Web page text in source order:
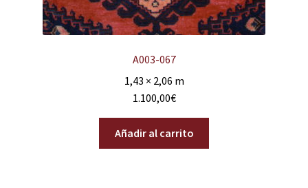
A003-067
1,43 × 2,06 m
1.100,00€
Añadir al carrito